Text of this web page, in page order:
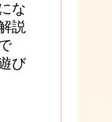
な
説
び